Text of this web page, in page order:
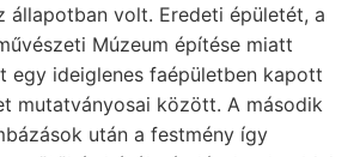
állapotban volt. Eredeti épületét, a
Múzeum építése miatt
egy ideiglenes faépületben kapott
mutatványosai között. A második
után a festmény így